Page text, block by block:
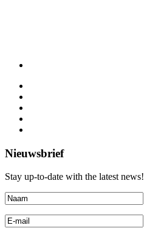
Nieuwsbrief
Stay up-to-date with the latest news!